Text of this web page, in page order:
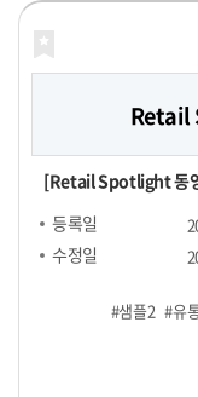
Retail
[Retail Spotlight 동
Spotlight 7월호 자료
등록일
수정일
#샘플2 #유